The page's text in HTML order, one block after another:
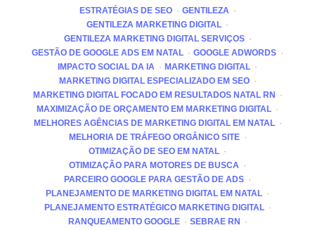
ESTRATÉGIAS DE SEO
GENTILEZA
GENTILEZA MARKETING DIGITAL
GENTILEZA MARKETING DIGITAL SERVIÇOS
GESTÃO DE GOOGLE ADS EM NATAL
GOOGLE ADWORDS
IMPACTO SOCIAL DA IA
MARKETING DIGITAL
MARKETING DIGITAL ESPECIALIZADO EM SEO
MARKETING DIGITAL FOCADO EM RESULTADOS NATAL RN
MAXIMIZAÇÃO DE ORÇAMENTO EM MARKETING DIGITAL
MELHORES AGÊNCIAS DE MARKETING DIGITAL EM NATAL
MELHORIA DE TRÁFEGO ORGÂNICO SITE
OTIMIZAÇÃO DE SEO EM NATAL
OTIMIZAÇÃO PARA MOTORES DE BUSCA
PARCEIRO GOOGLE PARA GESTÃO DE ADS
PLANEJAMENTO DE MARKETING DIGITAL EM NATAL
PLANEJAMENTO ESTRATÉGICO MARKETING DIGITAL
RANQUEAMENTO GOOGLE
SEBRAE RN